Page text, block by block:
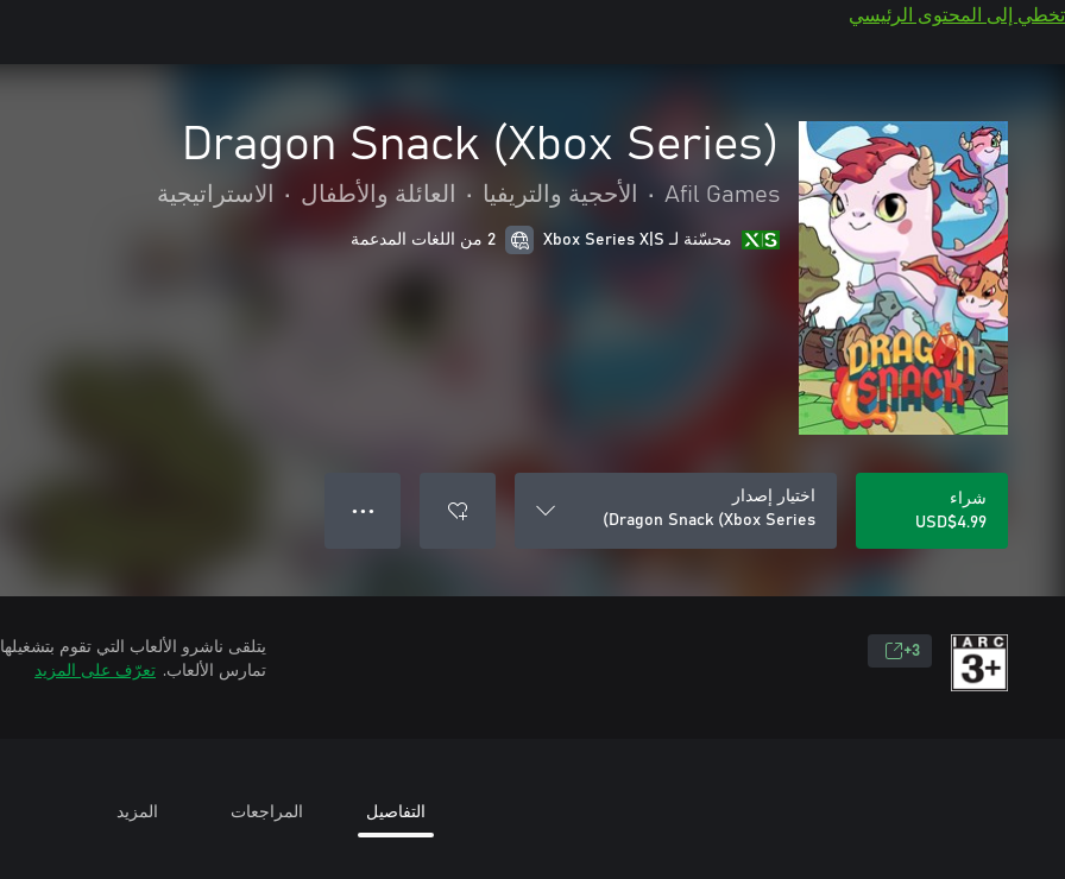
تخطي إلى المحتوى الرئيسي
Dragon Snack (Xbox Series)
Afil Games
• الأحجية والتريفيا • العائلة والأطفال • الاستراتيجية
محسّنة لـ Xbox Series X|S 2 من اللغات المدعمة
شراء
USD$4.99
اختيار إصدار
Dragon Snack (Xbox Series)
● ● ●
3+
تمارس الألعاب. تعرّف على المزيد
التفاصيل المراجعات المزيد